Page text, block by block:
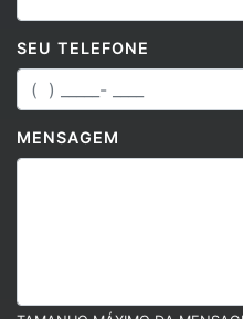
SEU TELEFONE
MENSAGEM